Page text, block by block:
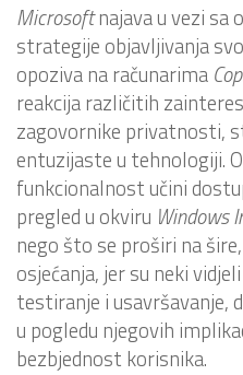
Microsoftnajava u vezi sa
strategije objavljivanja
opoziva na računarima
reakcija različitih
zagovornike privatnosti,
entuzijaste u tehnologiji.
funkcionalnost učini
pregled u okviru Windows
nego što se proširi na
osjećanja, jer su neki
testiranje i usavršavanje,
u pogledu njegovih
bezbjednost korisnika.